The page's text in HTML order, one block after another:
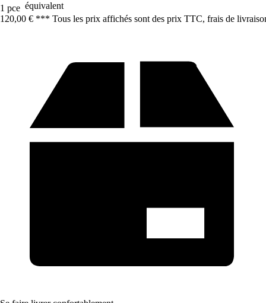
1 pce équivalent
120,00 € *** Tous les prix affichés sont des prix TTC, frais de